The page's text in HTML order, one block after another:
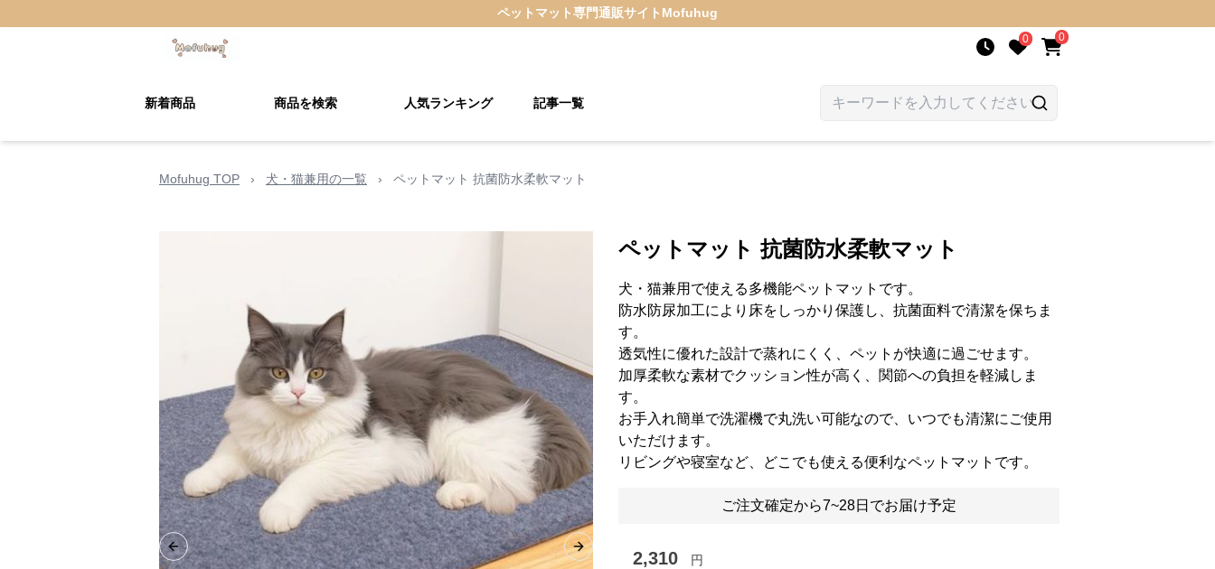
ペットマット専門通販サイト Mofuhug
0 0
新着商品 商品を検索 人気ランキング 記事一覧
Mofuhug TOP › 犬・猫兼用の一覧 › ペットマット 抗菌防水柔軟マット
Previous slide Next slide
ペットマット 抗菌防水柔軟マット
犬・猫兼用で使える多機能ペットマットです。
防水防尿加工により床をしっかり保護し、抗菌面料で清潔を保ちま
す。
透気性に優れた設計で蒸れにくく、ペットが快適に過ごせます。
加厚柔軟な素材でクッション性が高く、関節への負担を軽減しま
す。
お手入れ簡単で洗濯機で丸洗い可能なので、いつでも清潔にご使用
いただけます。
リビングや寝室など、どこでも使える便利なペットマットです。
ご注文確定から7~28日でお届け予定
2,310 円